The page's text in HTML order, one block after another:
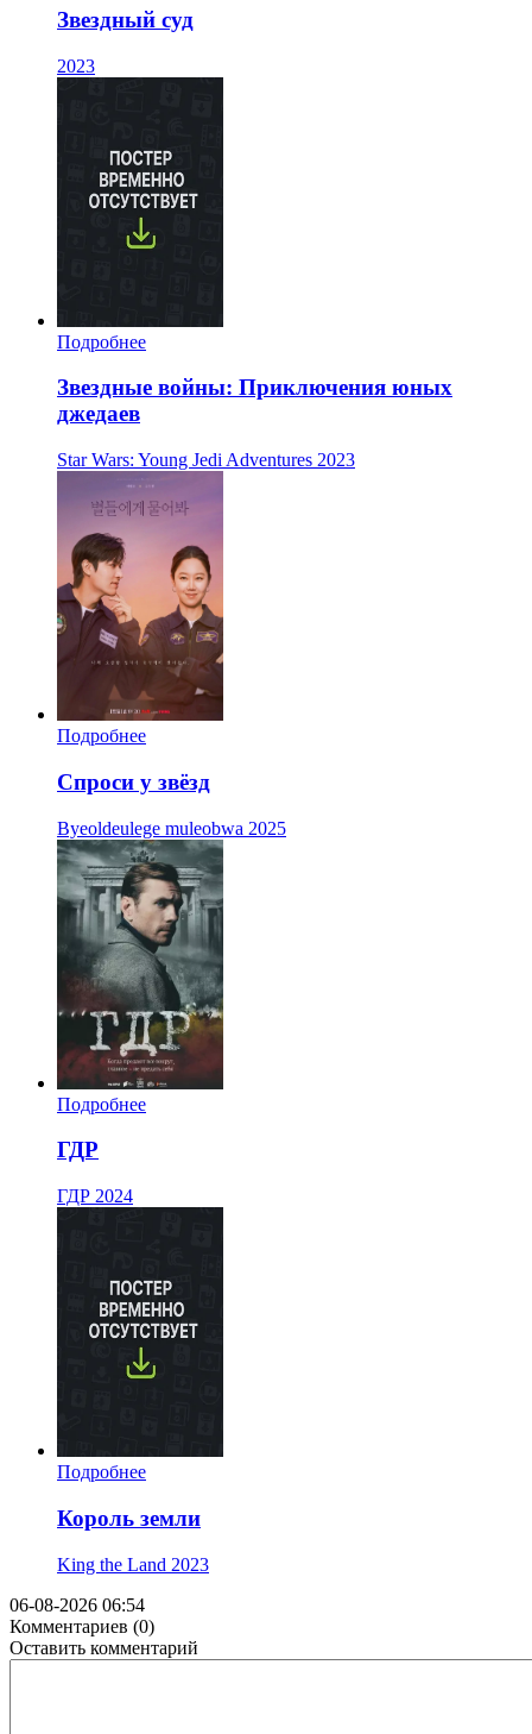
Звездный суд
2023
Подробнее
Звездные войны: Приключения юных
джедаев
Star Wars: Young Jedi Adventures 2023
Подробнее
Спроси у звёзд
Byeoldeulege muleobwa 2025
Подробнее
ГДР
ГДР 2024
Подробнее
Король земли
King the Land 2023
06-08-2026 06:54
Комментариев (0)
Оставить комментарий